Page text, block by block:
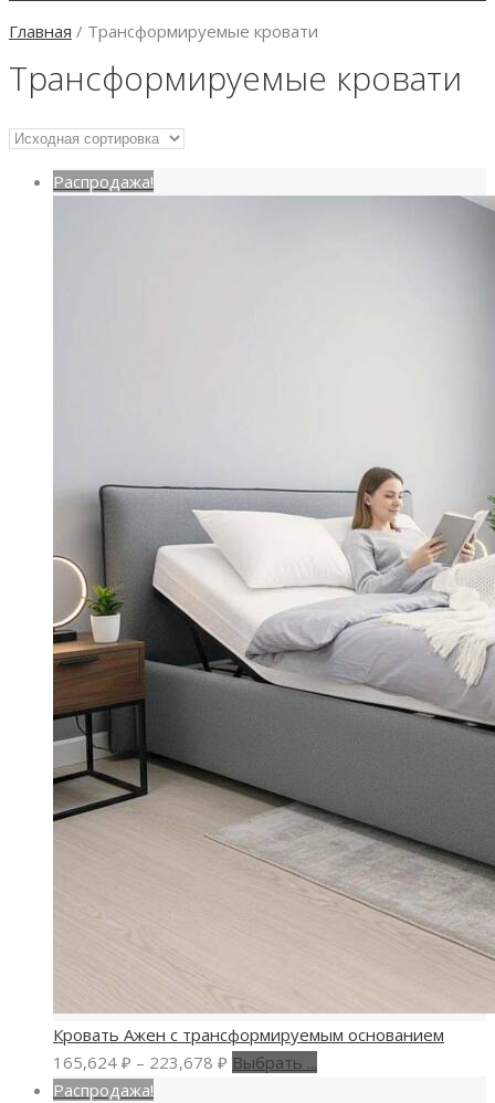
Главная / Трансформируемые кровати
Трансформируемые кровати
Распродажа!
Кровать Ажен с трансформируемым основанием
165,624 ₽ – 223,678 ₽ Выбрать ...
Распродажа!